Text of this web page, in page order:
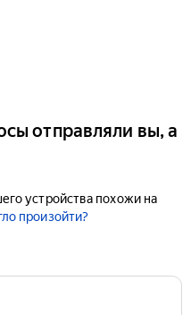
отправляли вы, а
устройства похожи на
произойти?